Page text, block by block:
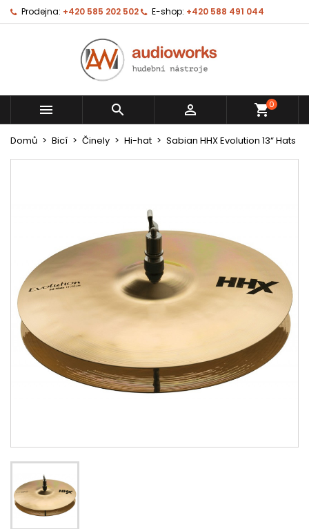
Prodejna: +420 585 202 502 E-shop: +420 588 491 044
   shopping_cart0
Domů Bicí Činely Hi-hat Sabian HHX Evolution 13“ Hats